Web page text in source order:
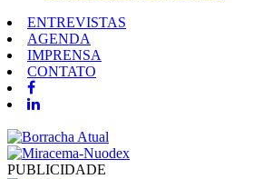
ENTREVISTAS
AGENDA
IMPRENSA
CONTATO
PUBLICIDADE